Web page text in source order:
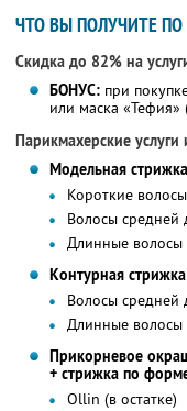
ЧТО ВЫ ПОЛУЧИТЕ
Скидка до 82% на
БОНУС:при
или маска
Парикмахерские
Модельная стрижка
Короткие
Волосы
Длинные
Контурная
Волосы
Длинные
Прикорневое
+ стрижка по
Ollin (в остатке)